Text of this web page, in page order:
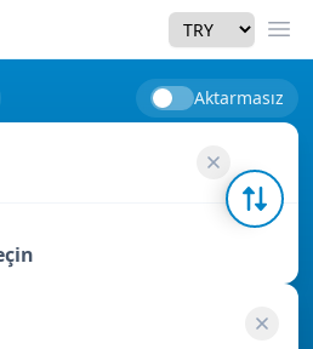
Currency
Aktarmasız